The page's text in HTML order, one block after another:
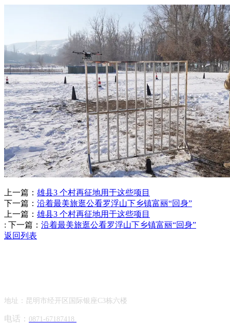
上一篇： 雄县3 个村再征地用于这些项目
下一篇： 沿着最美旅逛公看罗浮山下乡镇富丽“回身”
上一篇： 雄县3 个村再征地用于这些项目
: 下一篇： 沿着最美旅逛公看罗浮山下乡镇富丽“回身”
返回列表
地址：昆明市经开区国际银座C3栋六楼
电话： 0871-67187418